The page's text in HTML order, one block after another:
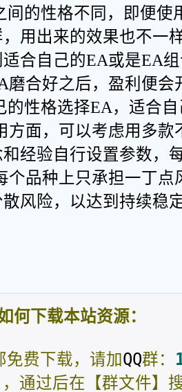
的性格不同，即便使
用出来的效果也不一
合自己的EA或是EA
磨合好之后，盈利便会
性格选择EA，适合
方面，可以考虑用多款
经验自行设置参数，
个品种上只承担一丁点
风险，以达到持续稳
何下载本站资源：
费下载，请加QQ群：
，通过后在【群文件】